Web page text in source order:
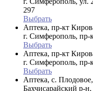
297
Выбрать
Аптека, пр-кт
г. Симферополь, пр-
Выбрать
Аптека, пр-кт
г. Симферополь, пр-
Выбрать
Аптека, с.
Бахчисарайский р-